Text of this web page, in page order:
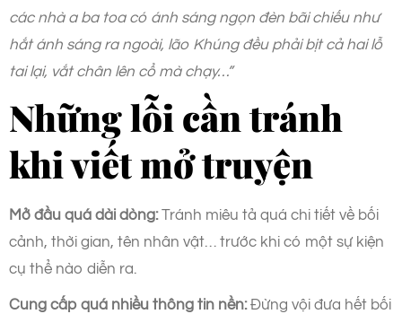
các nhà a ba toa có ánh sáng ngọn đèn bãi chiếu như
hắt ánh sáng ra ngoài, lão Khúng đều phải bịt cả hai lỗ
tai lại, vắt chân lên cổ mà chạy…”
Những lỗi cần tránh
khi viết mở truyện
Mở đầu quá dài dòng:Tránh miêu tả quá chi tiết về bối
cảnh, thời gian, tên nhân vật… trước khi có một sự kiện
cụ thể nào diễn ra.
Cung cấp quá nhiều thông tin nền:Đừng vội đưa hết bối